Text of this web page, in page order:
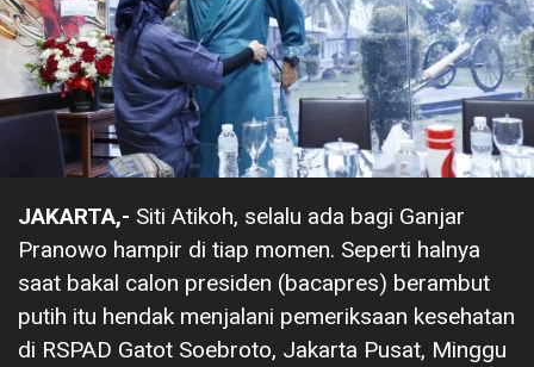
JAKARTA,- Siti Atikoh, selalu ada bagi Ganjar
Pranowo hampir di tiap momen. Seperti halnya
saat bakal calon presiden (bacapres) berambut
putih itu hendak menjalani pemeriksaan kesehatan
di RSPAD Gatot Soebroto, Jakarta Pusat, Minggu